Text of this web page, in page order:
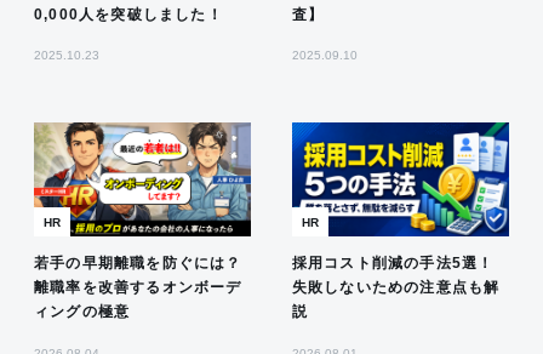
0,000人を突破しました！
2025.10.23
査】
2025.09.10
HR
若手の早期離職を防ぐには？
離職率を改善するオンボーデ
ィングの極意
HR
採用コスト削減の手法5選！
失敗しないための注意点も解
説